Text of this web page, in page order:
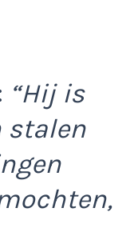
“Hij is
stalen